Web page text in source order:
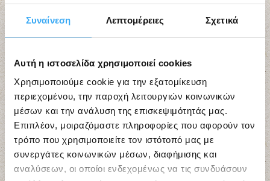
Συναίνεση Λεπτομέρειες Σχετικά
Αυτή η ιστοσελίδα χρησιμοποιεί cookies
Χρησιμοποιούμε cookie για την εξατομίκευση
περιεχομένου, την παροχή λειτουργιών κοινωνικών
μέσων και την ανάλυση της επισκεψιμότητάς μας.
Επιπλέον, μοιραζόμαστε πληροφορίες που αφορούν τον
τρόπο που χρησιμοποιείτε τον ιστότοπό μας με
συνεργάτες κοινωνικών μέσων, διαφήμισης και
αναλύσεων, οι οποίοι ενδεχομένως να τις συνδυάσουν